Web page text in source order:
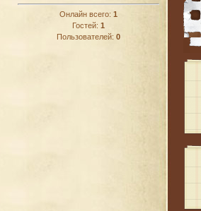
Онлайн всего: 1
Гостей: 1
Пользователей: 0